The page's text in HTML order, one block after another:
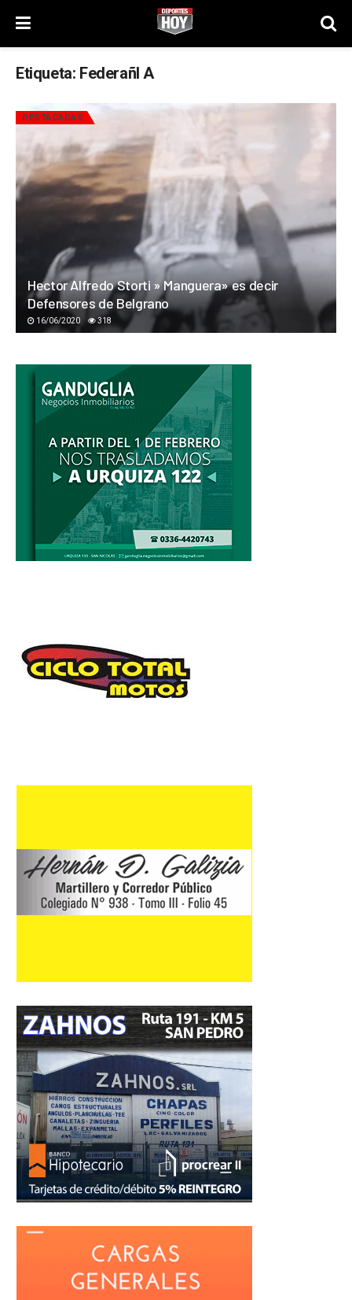
Etiqueta: Federañl A
DESTACADAS
Hector Alfredo Storti » Manguera» es decir
Defensores de Belgrano
16/06/2020 318